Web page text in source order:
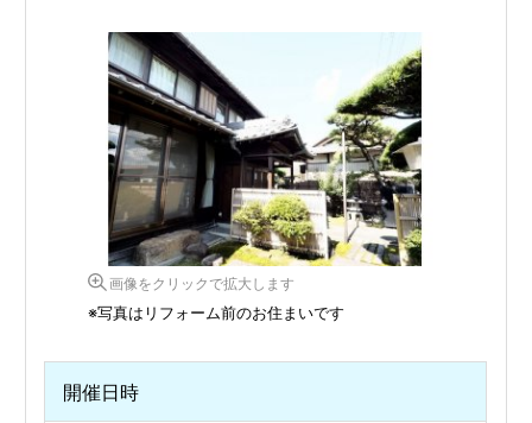
画像をクリックで拡大します
※写真はリフォーム前のお住まいです
開催日時